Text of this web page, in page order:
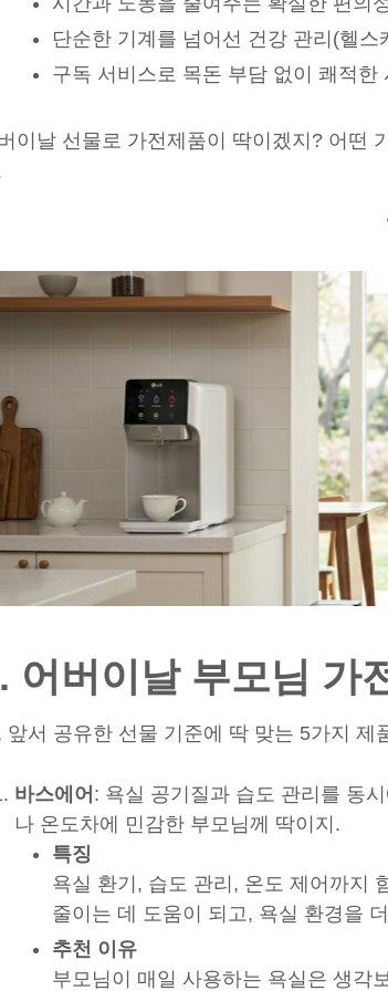
단순한 기계를 넘어선 건강 관리(헬스
구독 서비스로 목돈 부담 없이 쾌적한
이날 선물로 가전제품이 딱이겠지? 어떤
어버이날 부모님 가
앞서 공유한 선물 기준에 딱 맞는 5가지 제
바스에어 : 욕실 공기질과 습도 관리를 동
나 온도차에 민감한 부모님께 딱이지.
특징
욕실 환기, 습도 관리, 온도 제어까지
줄이는 데 도움이 되고, 욕실 환경을
추천 이유
부모님이 매일 사용하는 욕실은 생각